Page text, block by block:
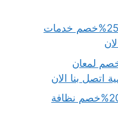
شركة تنظيف منازل بالمجمعه بـ25%خصم خدمات
بالمزاحميةبـ25%خصم لمعان
اتصل بنا الان
شركة تنظيف خزانات بالخرج بـ20%خصم نظافة